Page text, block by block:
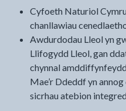
Cyfoeth Naturiol
chanllawiau
Awdurdodau Lleol yn
Llifogydd Lleol, gan
chynnal
Mae’r Ddeddf yn
sicrhau atebion